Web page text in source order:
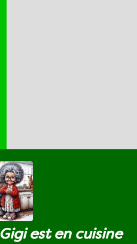
Gigi est en cuisine